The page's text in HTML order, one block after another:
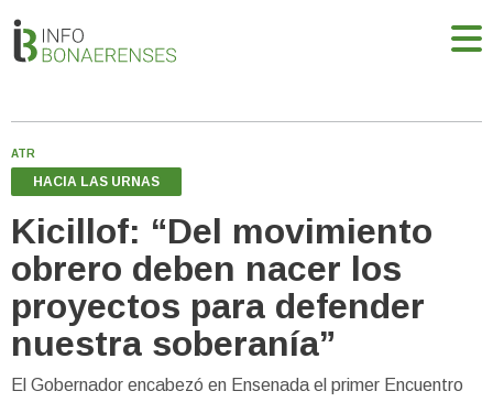
ATR
HACIA LAS URNAS
Kicillof: “Del movimiento
obrero deben nacer los
proyectos para defender
nuestra soberanía”
El Gobernador encabezó en Ensenada el primer Encuentro